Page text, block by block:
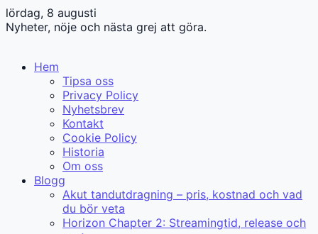
lördag, 8 augusti
Nyheter, nöje och nästa grej att göra.
Hem
Tipsa oss
Privacy Policy
Nyhetsbrev
Kontakt
Cookie Policy
Historia
Om oss
Blogg
Akut tandutdragning – pris, kostnad och vad
du bör veta
Horizon Chapter 2: Streamingtid, release och